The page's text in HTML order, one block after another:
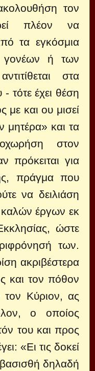
τον
πλέον να
τα εγκόσμια
γονέων ή των
στα
τότε έχει θέση
με και ου μισεί
μητέρα» και τα
στον
πρόκειται για
πράγμα που
να δειλιάση
έργων εκ
ώστε
των.
ακριβέστερα
και τον πόθον
Κύριον, ας
ο οποίος
του και προς
«Ει τις δοκεί
δηλαδή